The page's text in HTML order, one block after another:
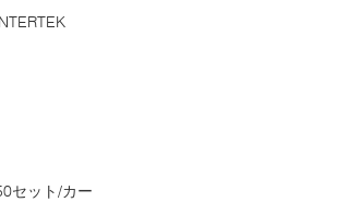
セット/カー